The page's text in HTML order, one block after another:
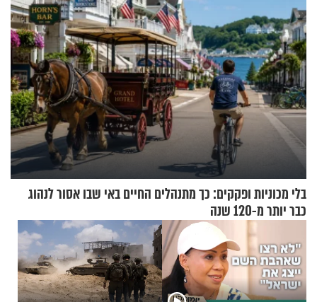
בלי מכוניות ופקקים: כך מתנהלים החיים באי שבו אסור לנהוג
כבר יותר מ-120 שנה